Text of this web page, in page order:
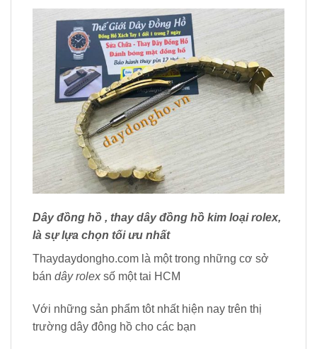
Dây đồng hồ , thay dây đồng hồ kim loại rolex,
là sự lựa chọn tối ưu nhất
Thaydaydongho.com là một trong những cơ sở
bán dây rolex số một tai HCM
Với những sản phẩm tôt nhất hiện nay trên thị
trường dây đông hồ cho các bạn